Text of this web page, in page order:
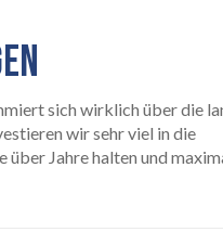
sich wirklich über die
wir sehr viel in die
Jahre halten und